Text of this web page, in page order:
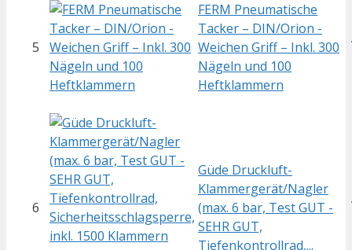
5
FERM Pneumatische
Tacker – DIN/Orion -
Weichen Griff – Inkl. 300
Nägeln und 100
Heftklammern
6
Güde Druckluft-
Klammergerät/Nagler
(max. 6 bar, Test GUT -
SEHR GUT,
Tiefenkontrollrad,...